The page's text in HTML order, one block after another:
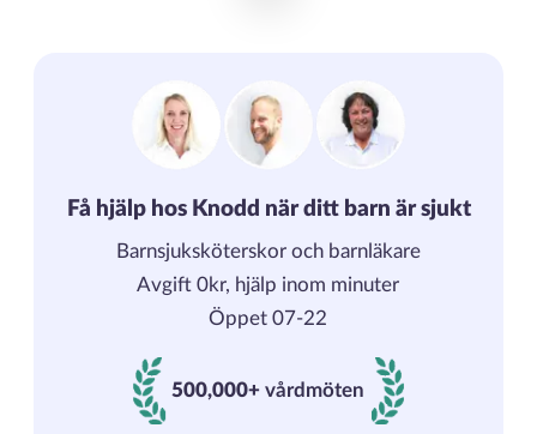
Få hjälp hos Knodd när ditt barn är sjukt
Barnsjuksköterskor och barnläkare
Avgift 0kr, hjälp inom minuter
Öppet 07-22
500000+ vårdmöten
500,000+ vårdmöten